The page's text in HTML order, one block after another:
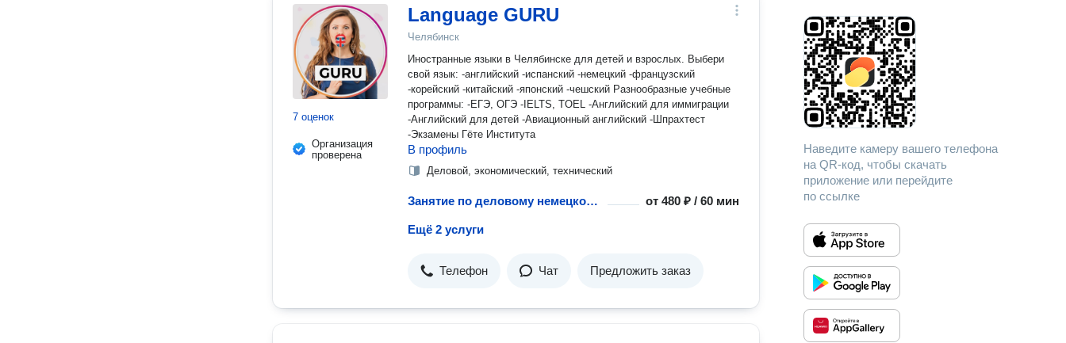
7 оценок
Организация
проверена
Language GURU
Челябинск
Иностранные языки в Челябинске для детей и взрослых. Выбери
свой язык: -английский -испанский -немецкий -французский
-корейский -китайский -японский -чешский Разнообразные учебные
программы: -ЕГЭ, ОГЭ -IELTS, TOEL -Английский для иммиграции
-Английский для детей -Авиационный английский -Шпрахтест
-Экзамены Гёте Института
В профиль
Деловой, экономический, технический
Занятие по деловому немецкому с репетитором от480 ₽ / 60 мин
Ещё 2 услуги
Телефон Чат Предложить заказ
Наведите камеру вашего телефона
на QR-код, чтобы скачать
приложение или перейдите
по ссылке